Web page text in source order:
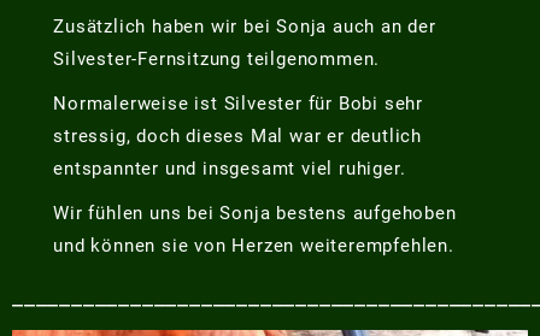
Zusätzlich haben wir bei Sonja auch an der
Silvester-Fernsitzung teilgenommen.
Normalerweise ist Silvester für Bobi sehr
stressig, doch dieses Mal war er deutlich
entspannter und insgesamt viel ruhiger.
Wir fühlen uns bei Sonja bestens aufgehoben
und können sie von Herzen weiterempfehlen.